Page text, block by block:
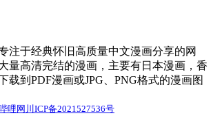
注于经典怀旧高质量中文漫画分享的网
量高清完结的漫画，主要有日本漫画，香
载到PDF漫画或JPG、PNG格式的漫画图
哩网 川ICP备2021527536号